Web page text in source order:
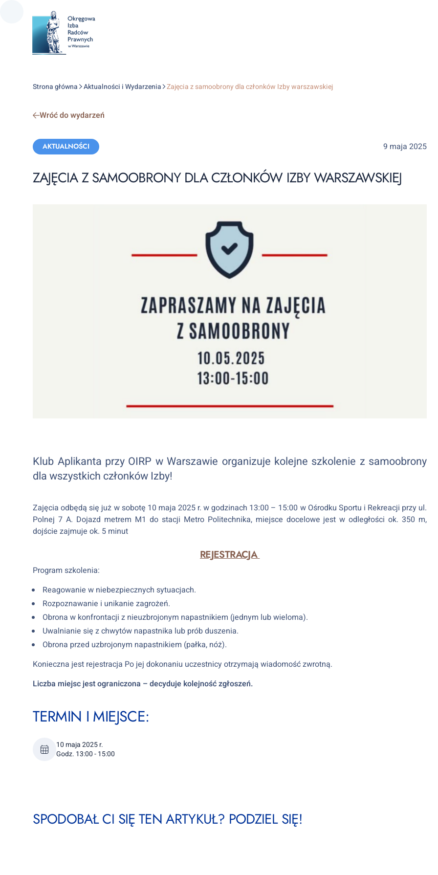
Strona główna Aktualności i Wydarzenia Zajęcia z samoobrony dla członków Izby warszawskiej
Wróć do wydarzeń
Categories:
AKTUALNOŚCI 9 maja 2025
ZAJĘCIA Z SAMOOBRONY DLA CZŁONKÓW IZBY WARSZAWSKIEJ
Klub Aplikanta przy OIRP w Warszawie organizuje kolejne szkolenie z samoobrony
dla wszystkich członków Izby!
Zajęcia odbędą się już w sobotę 10 maja 2025 r. w godzinach 13:00 – 15:00 w Ośrodku Sportu i Rekreacji przy ul.
Polnej 7 A. Dojazd metrem M1 do stacji Metro Politechnika, miejsce docelowe jest w odległości ok. 350 m,
dojście zajmuje ok. 5 minut
REJESTRACJA
Program szkolenia:
Reagowanie w niebezpiecznych sytuacjach.
Rozpoznawanie i unikanie zagrożeń.
Obrona w konfrontacji z nieuzbrojonym napastnikiem (jednym lub wieloma).
Uwalnianie się z chwytów napastnika lub prób duszenia.
Obrona przed uzbrojonym napastnikiem (pałka, nóż).
Konieczna jest rejestracja Po jej dokonaniu uczestnicy otrzymają wiadomość zwrotną.
Liczba miejsc jest ograniczona – decyduje kolejność zgłoszeń.
TERMIN I MIEJSCE:
10 maja 2025 r.
Godz. 13:00 - 15:00
SPODOBAŁ CI SIĘ TEN ARTYKUŁ? PODZIEL SIĘ!